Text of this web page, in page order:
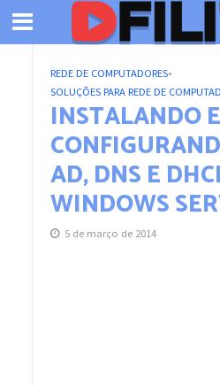
REDE DE COMPUTADORES•
SOLUÇÕES PARA REDE DE
INSTALANDO E
AD, DNS E
WINDOWS
5 de março de 2014